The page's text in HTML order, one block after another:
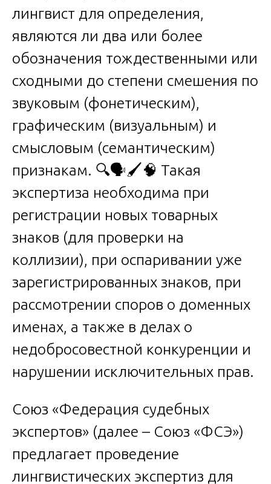
лингвист для определения,
являются ли два или более
обозначения тождественными или
сходными до степени смешения по
звуковым (фонетическим),
графическим (визуальным) и
смысловым (семантическим)
признакам. 🔍🗣️🖌️🧠 Такая
экспертиза необходима при
регистрации новых товарных
знаков (для проверки на
коллизии), при оспаривании уже
зарегистрированных знаков, при
рассмотрении споров о доменных
именах, а также в делах о
недобросовестной конкуренции и
нарушении исключительных прав.
Союз «Федерация судебных
экспертов» (далее – Союз «ФСЭ»)
предлагает проведение
лингвистических экспертиз для